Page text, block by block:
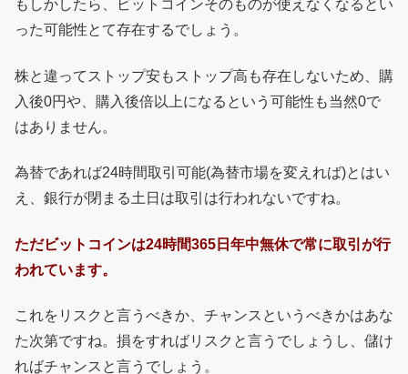
もしかしたら、ビットコインそのものが使えなくなるとい
った可能性とて存在するでしょう。
株と違ってストップ安もストップ高も存在しないため、購
入後0円や、購入後倍以上になるという可能性も当然0で
はありません。
為替であれば24時間取引可能(為替市場を変えれば)とはい
え、銀行が閉まる土日は取引は行われないですね。
ただビットコインは24時間365日年中無休で常に取引が行
われています。
これをリスクと言うべきか、チャンスというべきかはあな
た次第ですね。損をすればリスクと言うでしょうし、儲け
ればチャンスと言うでしょう。